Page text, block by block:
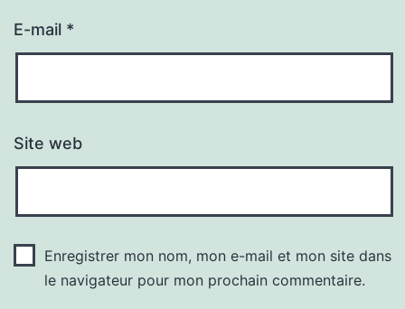
E-mail *
Site web
Enregistrer mon nom, mon e-mail et mon site dans
le navigateur pour mon prochain commentaire.